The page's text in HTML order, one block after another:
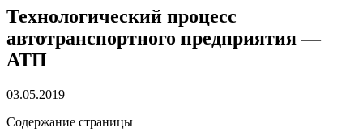
Технологический процесс
автотранспортного предприятия —
АТП
03.05.2019
Содержание страницы